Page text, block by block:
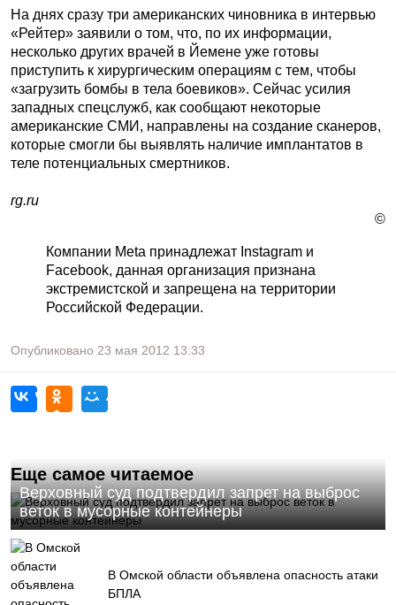
На днях сразу три американских чиновника в интервью
«Рейтер» заявили о том, что, по их информации,
несколько других врачей в Йемене уже готовы
приступить к хирургическим операциям с тем, чтобы
«загрузить бомбы в тела боевиков». Сейчас усилия
западных спецслужб, как сообщают некоторые
американские СМИ, направлены на создание сканеров,
которые смогли бы выявлять наличие имплантатов в
теле потенциальных смертников.
rg.ru
©
Компании Meta принадлежат Instagram и
Facebook, данная организация признана
экстремистской и запрещена на территории
Российской Федерации.
Опубликовано 23 мая 2012 13:33
Еще самое читаемое
Верховный суд подтвердил запрет на выброс
веток в мусорные контейнеры
В Омской области объявлена опасность атаки
БПЛА